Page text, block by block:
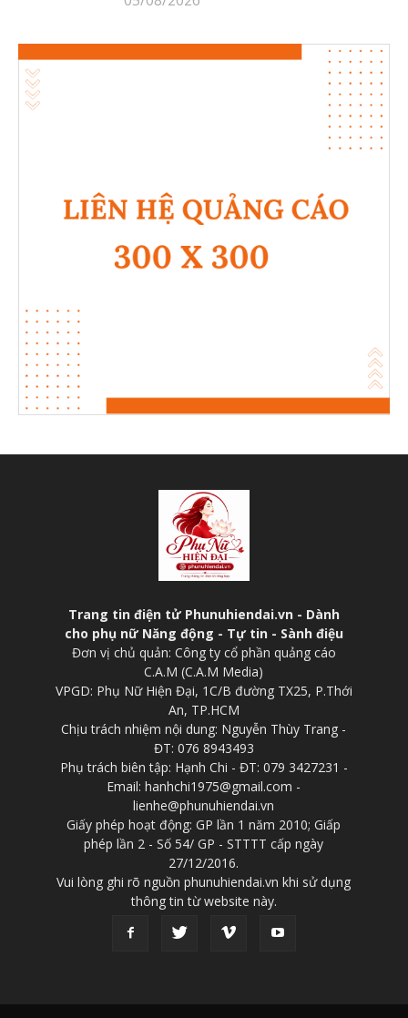
Trang tin điện tử Phunuhiendai.vn - Dành
cho phụ nữ Năng động - Tự tin - Sành điệu
Đơn vị chủ quản: Công ty cổ phần quảng cáo
C.A.M (C.A.M Media)
VPGD: Phụ Nữ Hiện Đại, 1C/B đường TX25, P.Thới
An, TP.HCM
Chịu trách nhiệm nội dung: Nguyễn Thùy Trang -
ĐT: 076 8943493
Phụ trách biên tập: Hạnh Chi - ĐT: 079 3427231 -
Email: hanhchi1975@gmail.com -
lienhe@phunuhiendai.vn
Giấy phép hoạt động: GP lần 1 năm 2010; Giấp
phép lần 2 - Số 54/ GP - STTTT cấp ngày
27/12/2016.
Vui lòng ghi rõ nguồn phunuhiendai.vn khi sử dụng
thông tin từ website này.